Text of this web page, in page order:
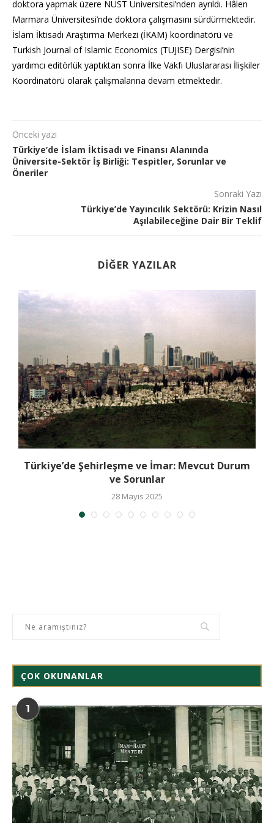
doktora yapmak üzere NUST Üniversitesi’nden ayrıldı. Hâlen
Marmara Üniversitesi’nde doktora çalışmasını sürdürmektedir.
İslam İktisadı Araştırma Merkezi (İKAM) koordinatörü ve
Turkish Journal of Islamic Economics (TUJISE) Dergisi’nin
yardımcı editörlük yaptıktan sonra İlke Vakfı Uluslararası İlişkiler
Koordinatörü olarak çalışmalarına devam etmektedir.
Önceki yazı
Türkiye’de İslam İktisadı ve Finansı Alanında
Üniversite-Sektör İş Birliği: Tespitler, Sorunlar ve
Öneriler
Sonraki Yazı
Türkiye’de Yayıncılık Sektörü: Krizin Nasıl
Aşılabileceğine Dair Bir Teklif
DIĞER YAZILAR
Türkiye’de Şehirleşme ve İmar: Mevcut Durum
ve Sorunlar
28 Mayıs 2025
ÇOK OKUNANLAR
1